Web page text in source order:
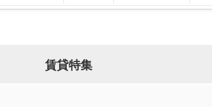
賃貸特集